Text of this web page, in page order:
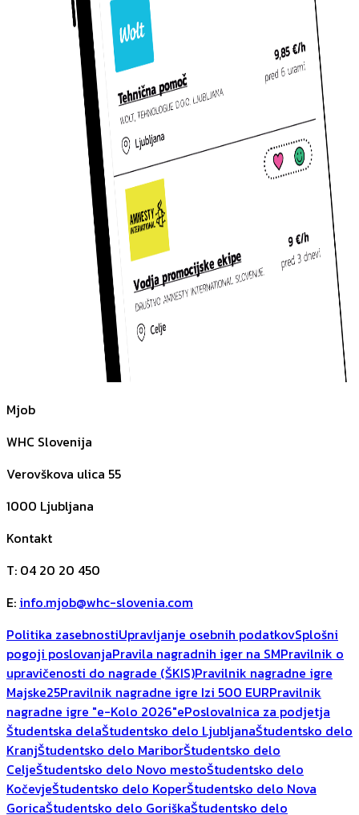
Mjob
WHC Slovenija
Verovškova ulica 55
1000 Ljubljana
Kontakt
T: 04 20 20 450
E: info.mjob@whc-slovenia.com
Politika zasebnostiUpravljanje osebnih podatkovSplošni
pogoji poslovanjaPravila nagradnih iger na SMPravilnik o
upravičenosti do nagrade (ŠKIS)Pravilnik nagradne igre
Majske25Pravilnik nagradne igre Izi 500 EURPravilnik
nagradne igre "e-Kolo 2026"ePoslovalnica za podjetja
Študentska delaŠtudentsko delo LjubljanaŠtudentsko delo
KranjŠtudentsko delo MariborŠtudentsko delo
CeljeŠtudentsko delo Novo mestoŠtudentsko delo
KočevjeŠtudentsko delo KoperŠtudentsko delo Nova
GoricaŠtudentsko delo GoriškaŠtudentsko delo